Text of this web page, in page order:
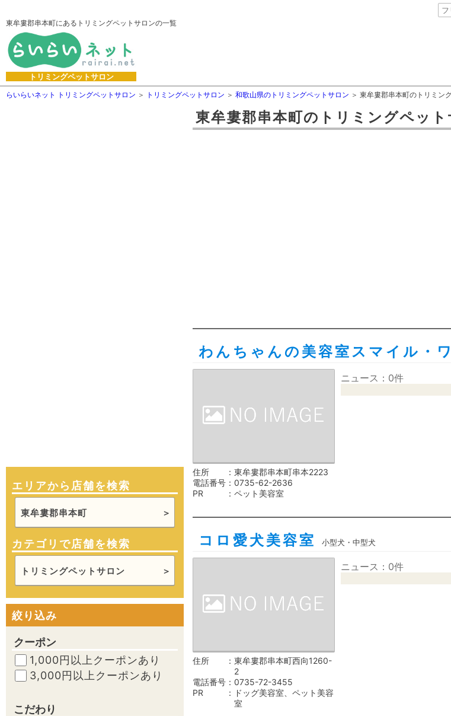
東牟婁郡串本町にあるトリミングペットサロンの一覧
トリミングペットサロン
らいらいネット トリミングペットサロン トリミングペットサロン 和歌山県のトリミングペットサロン 東牟婁郡串本町のトリミン
エリアから店舗を検索
東牟婁郡串本町
カテゴリで店舗を検索
トリミングペットサロン
絞り込み
クーポン
1,000円以上クーポンあり
3,000円以上クーポンあり
こだわり
東牟婁郡串本町の トリミングペッ
わんちゃんの美容室スマイル・
住所
東牟婁郡串本町串本2223
電話番号
0735-62-2636
PR
ペット美容室
ニュース：0件
コロ愛犬美容室 小型犬・中型犬
住所
東牟婁郡串本町西向1260-
2
電話番号
0735-72-3455
PR
ドッグ美容室、ペット美容
室
ニュース：0件